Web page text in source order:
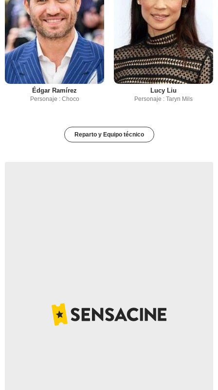
Édgar Ramírez
Personaje : Choco
Lucy Liu
Personaje : Taryn Mils
Reparto y Equipo técnico